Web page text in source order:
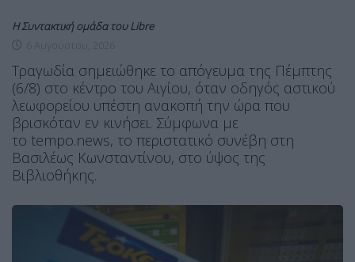
Η Συντακτική ομάδα του Libre
Τραγωδία σημειώθηκε το απόγευμα της Πέμπτης
(6/8) στο κέντρο του Αιγίου, όταν οδηγός αστικού
λεωφορείου υπέστη ανακοπή την ώρα που
βρισκόταν εν κινήσει. Σύμφωνα με
το tempo.news, το περιστατικό συνέβη στη
Βασιλέως Κωνσταντίνου, στο ύψος της
Βιβλιοθήκης.